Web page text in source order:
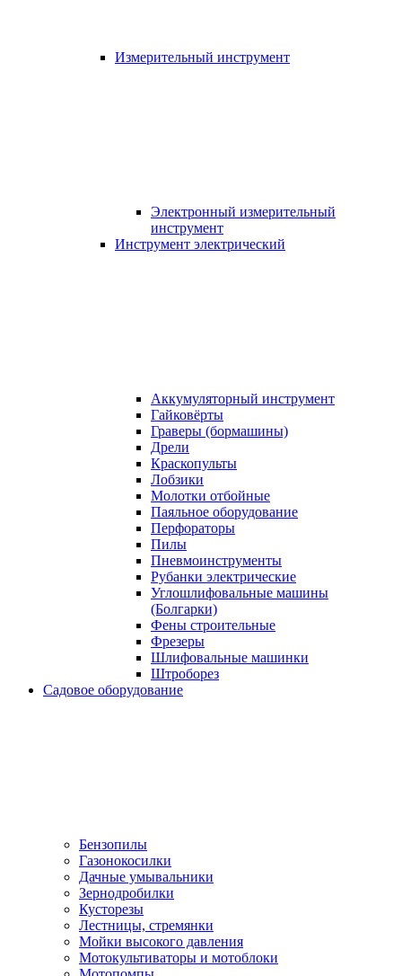
Измерительный инструмент
Электронный измерительный
инструмент
Инструмент электрический
Аккумуляторный инструмент
Гайковёрты
Граверы (бормашины)
Дрели
Краскопульты
Лобзики
Молотки отбойные
Паяльное оборудование
Перфораторы
Пилы
Пневмоинструменты
Рубанки электрические
Углошлифовальные машины
(Болгарки)
Фены строительные
Фрезеры
Шлифовальные машинки
Штроборез
Садовое оборудование
Бензопилы
Газонокосилки
Дачные умывальники
Зернодробилки
Кусторезы
Лестницы, стремянки
Мойки высокого давления
Мотокультиваторы и мотоблоки